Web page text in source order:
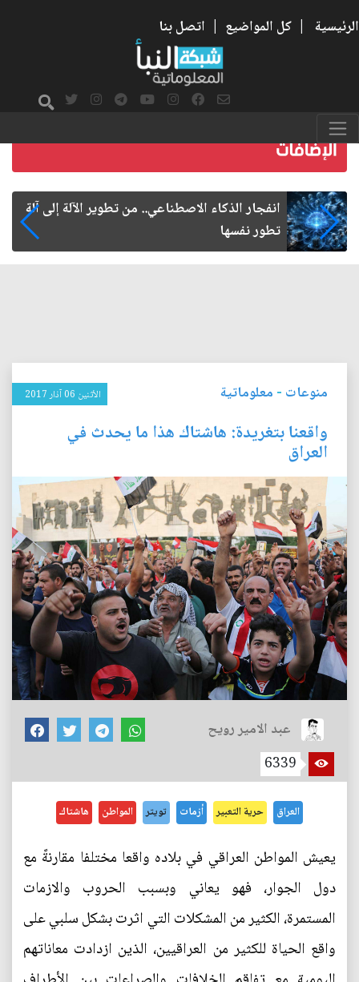
الرئيسية | كل المواضيع | اتصل بنا
ماذا كانت الإنترنت؟
منوعات - معلوماتية الأثنين 06 آذار 2017
واقعنا بتغريدة: هاشتاك هذا ما يحدث في
العراق
عبد الامير رويح
6339
العراق حرية التعبير أزمات تويتر المواطن هاشتاك
يعيش المواطن العراقي في بلاده واقعا مختلفا مقارنةً مع
دول الجوار، فهو يعاني وبسبب الحروب والازمات
المستمرة، الكثير من المشكلات التي اثرت بشكل سلبي على
واقع الحياة للكثير من العراقيين، الذين ازدادت معاناتهم